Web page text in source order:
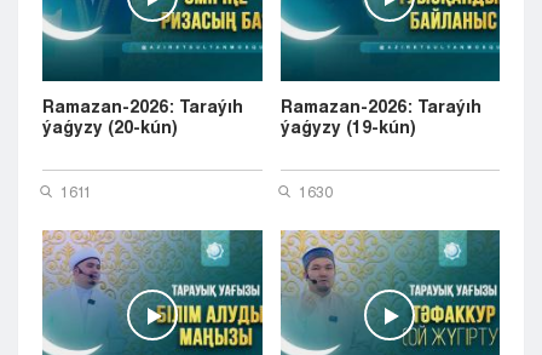
Ramazan-2026: Taraýıh
ýaǵyzy (20-kún)
1611
Ramazan-2026: Taraýıh
ýaǵyzy (19-kún)
1630